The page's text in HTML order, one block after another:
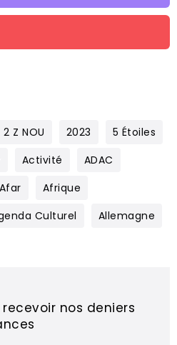
2 Z NOU 2023
5 Étoiles
Activité
ADAC
Afar
Afrique
Culturel Allemagne
nos deniers